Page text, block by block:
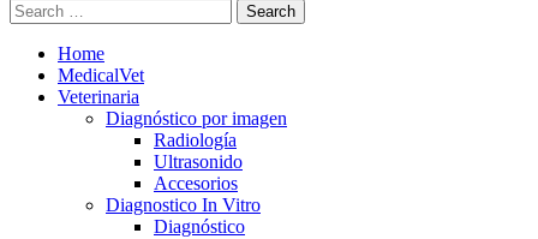
Search
Home
MedicalVet
Veterinaria
Diagnóstico por imagen
Radiología
Ultrasonido
Accesorios
Diagnostico In Vitro
Diagnóstico